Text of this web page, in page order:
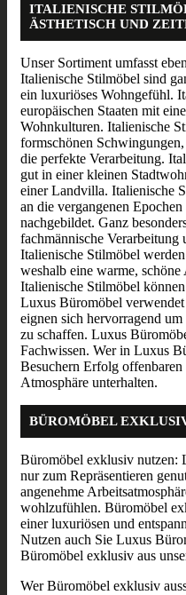
ITALIENISCHE
ÄSTHETISCH UND
Unser Sortiment umfasst
Italienische Stilmöbel sind
ein luxuriöses Wohngefühl.
europäischen Staaten mit
Wohnkulturen. Italienische
formschönen
die perfekte Verarbeitung.
gut in einer kleinen
einer Landvilla. Italienische
an die vergangenen
nachgebildet. Ganz
fachmännische Verarbeitung
Italienische Stilmöbel
weshalb eine warme,
Italienische Stilmöbel
Luxus Büromöbel
eignen sich hervorragend
zu schaffen. Luxus
Fachwissen. Wer in Luxus
Besuchern Erfolg offenbaren
Atmosphäre unterhalten.
BÜROMÖBEL
Büromöbel exklusiv nutzen:
nur zum Repräsentieren
angenehme
wohlzufühlen. Büromöbel
einer luxuriösen und
Nutzen auch Sie Luxus
Büromöbel exklusiv aus
Wer Büromöbel exklusiv